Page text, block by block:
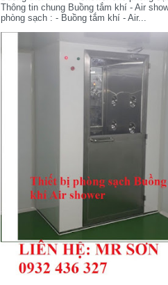
Thông tin chung Buồng tắm khí - Air
phòng sạch : - Buồng tắm khí - Air...